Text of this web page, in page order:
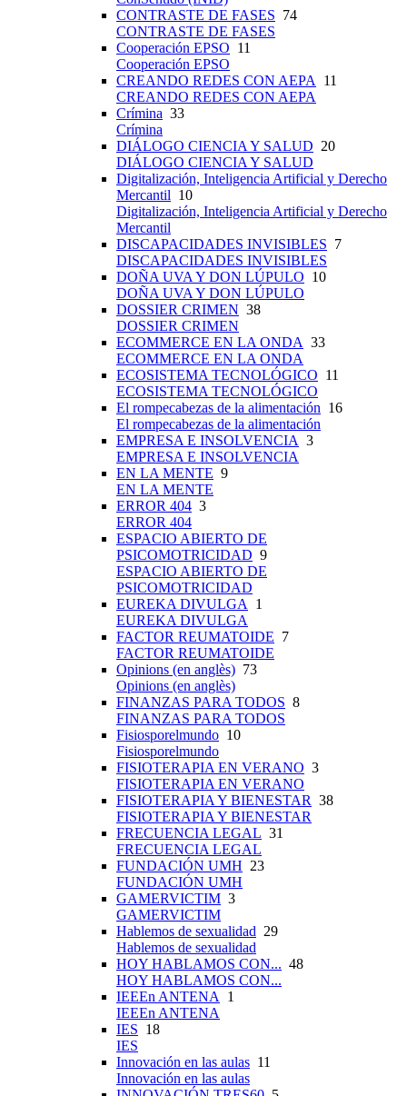
CONTRASTE DE FASES 74
CONTRASTE DE FASES
Cooperación EPSO 11
Cooperación EPSO
CREANDO REDES CON AEPA
11
CREANDO REDES CON AEPA
Crímina 33
Crímina
DIÁLOGO CIENCIA Y SALUD 20
DIÁLOGO CIENCIA Y SALUD
Digitalización, Inteligencia Artificial y Derecho
Mercantil 10
Digitalización, Inteligencia Artificial y Derecho
Mercantil
DISCAPACIDADES INVISIBLES 7
DISCAPACIDADES INVISIBLES
DOÑA UVA Y DON LÚPULO 10
DOÑA UVA Y DON LÚPULO
DOSSIER CRIMEN 38
DOSSIER CRIMEN
ECOMMERCE EN LA ONDA 33
ECOMMERCE EN LA ONDA
ECOSISTEMA TECNOLÓGICO 11
ECOSISTEMA TECNOLÓGICO
El rompecabezas de la alimentación 16
El rompecabezas de la alimentación
EMPRESA E INSOLVENCIA 3
EMPRESA E INSOLVENCIA
EN LA MENTE 9
EN LA MENTE
ERROR 404 3
ERROR 404
ESPACIO ABIERTO DE
PSICOMOTRICIDAD 9
ESPACIO ABIERTO DE
PSICOMOTRICIDAD
EUREKA DIVULGA
1
EUREKA DIVULGA
FACTOR REUMATOIDE 7
FACTOR REUMATOIDE
Opinions (en anglès) 73
Opinions (en anglès)
FINANZAS PARA TODOS 8
FINANZAS PARA TODOS
Fisiosporelmundo 10
Fisiosporelmundo
FISIOTERAPIA EN VERANO 3
FISIOTERAPIA EN VERANO
FISIOTERAPIA Y BIENESTAR 38
FISIOTERAPIA Y BIENESTAR
FRECUENCIA LEGAL 31
FRECUENCIA LEGAL
FUNDACIÓN UMH 23
FUNDACIÓN UMH
GAMERVICTIM 3
GAMERVICTIM
Hablemos de sexualidad 29
Hablemos de sexualidad
HOY HABLAMOS CON... 48
HOY HABLAMOS CON...
IEEEn ANTENA
1
IEEEn ANTENA
IES 18
IES
Innovación en las aulas 11
Innovación en las aulas